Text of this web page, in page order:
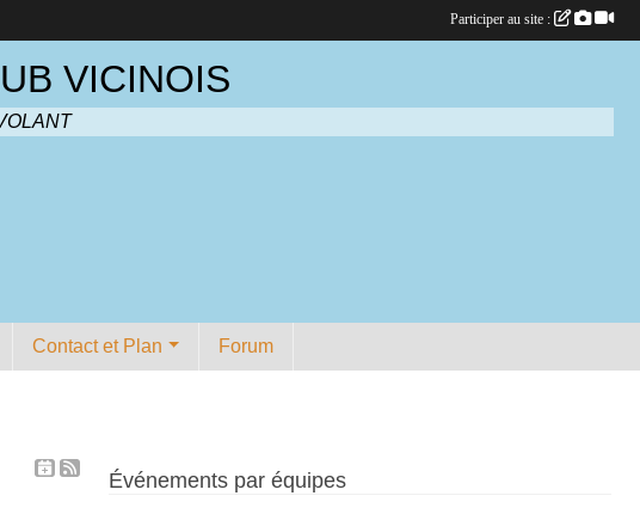
VICINOIS
Contact et Plan Forum
Événements par équipes
Participer au site :